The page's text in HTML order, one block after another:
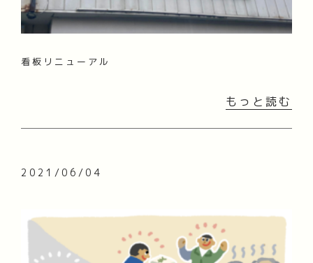
看板リニューアル
もっと読む
2021/06/04